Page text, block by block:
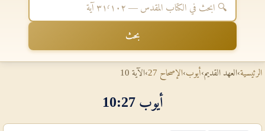
بحث
الرئيسية›العهد القديم›أيوب›الإصحاح 27 ›الآية 10
أيوب 27‏:‏10